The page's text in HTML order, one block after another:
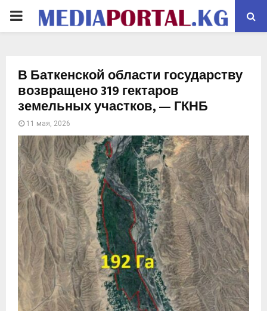
PRIMARY
В Баткенской области государству
возвращено 319 гектаров
земельных участков, — ГКНБ
11 мая, 2026